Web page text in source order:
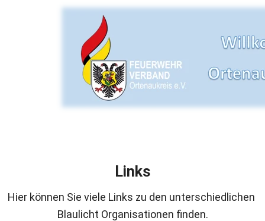
Links
Hier können Sie viele Links zu den unterschiedlichen
Blaulicht Organisationen finden.